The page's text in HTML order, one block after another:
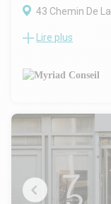
43 Chemin De
ORPI PRO vous
MONTCEAU.
N'hésitez pas à
- Préavis : 6 mois
- Fiscalité : TVA
- Indice : ILAT
- Indexation :
- Dépôt de garantie
- Loyers et charges
Lire plus